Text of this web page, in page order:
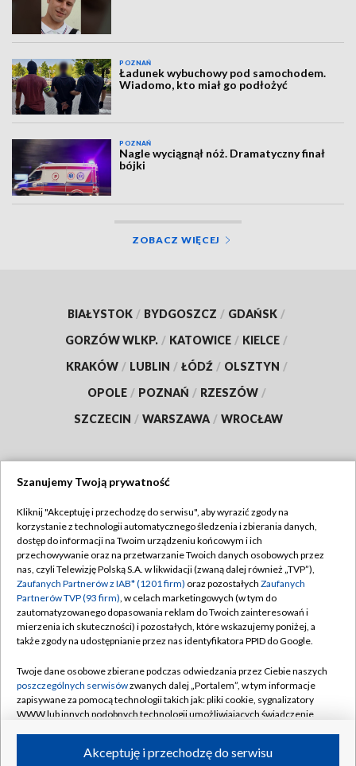
POZNAŃ
Ładunek wybuchowy pod samochodem.
Wiadomo, kto miał go podłożyć
POZNAŃ
Nagle wyciągnął nóż. Dramatyczny finał
bójki
ZOBACZ WIĘCEJ
BIAŁYSTOK / BYDGOSZCZ / GDAŃSK /
GORZÓW WLKP. / KATOWICE / KIELCE /
KRAKÓW / LUBLIN / ŁÓDŹ / OLSZTYN /
OPOLE / POZNAŃ / RZESZÓW /
SZCZECIN / WARSZAWA / WROCŁAW
TVP
Abonament TVP
Emisja w TVP
Centrum informacji TVP
Naziemna Telewizja Cyfrowa
Rada Programowa
System NOS
Informacje o nadawcy
Program dla prasy
Regulamin TVP
Polityka prywatności
Moje zgody
Pomoc
Kontakt
Kanały
Szanujemy Twoją prywatność
Kliknij "Akceptuję i przechodzę do serwisu", aby wyrazić zgody na
korzystanie z technologii automatycznego śledzenia i zbierania danych,
dostęp do informacji na Twoim urządzeniu końcowym i ich
przechowywanie oraz na przetwarzanie Twoich danych osobowych przez
nas, czyli Telewizję Polską S.A. w likwidacji (zwaną dalej również „TVP”),
Zaufanych Partnerów z IAB* (1201 firm) oraz pozostałych Zaufanych
Partnerów TVP (93 firm), w celach marketingowych (w tym do
zautomatyzowanego dopasowania reklam do Twoich zainteresowań i
mierzenia ich skuteczności) i pozostałych, które wskazujemy poniżej, a
także zgody na udostępnianie przez nas identyfikatora PPID do Google.
Twoje dane osobowe zbierane podczas odwiedzania przez Ciebie naszych
poszczególnych serwisówzwanych dalej „Portalem”, w tym informacje
zapisywane za pomocą technologii takich jak: pliki cookie, sygnalizatory
WWW lub innych podobnych technologii umożliwiających świadczenie
ruchu w Internecie.Akceptuję i przechodzę do serwisu